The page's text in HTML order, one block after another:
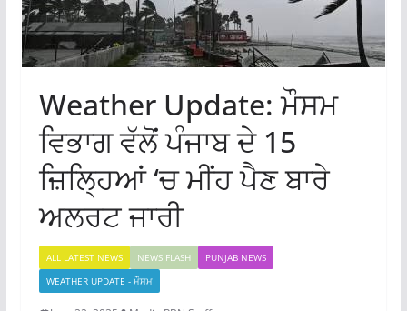
Weather Update: ਮੌਸਮ
ਵਿਭਾਗ ਵੱਲੋਂ ਪੰਜਾਬ ਦੇ 15
ਜ਼ਿਲ੍ਹਿਆਂ ‘ਚ ਮੀਂਹ ਪੈਣ ਬਾਰੇ
ਅਲਰਟ ਜਾਰੀ
ALL LATEST NEWS NEWS FLASH
PUNJAB NEWS
WEATHER UPDATE - ਮੌਸਮ